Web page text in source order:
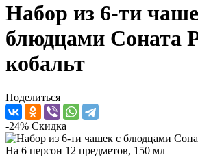
Набор из 6-ти
блюдцами Соната
кобальт
Поделиться
-24% Скидка
На 6 персон 12 предметов, 150 мл